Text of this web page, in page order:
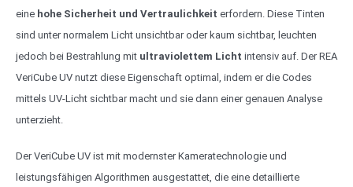
eine hohe Sicherheit und Vertraulichkeit erfordern. Diese Tinten
sind unter normalem Licht unsichtbar oder kaum sichtbar, leuchten
jedoch bei Bestrahlung mit ultraviolettem Licht intensiv auf. Der REA
VeriCube UV nutzt diese Eigenschaft optimal, indem er die Codes
mittels UV-Licht sichtbar macht und sie dann einer genauen Analyse
unterzieht.
Der VeriCube UV ist mit modernster Kameratechnologie und
leistungsfähigen Algorithmen ausgestattet, die eine detaillierte